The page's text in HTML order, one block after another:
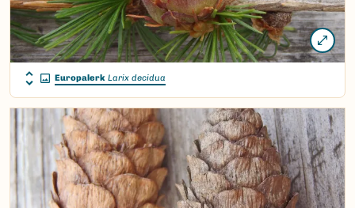
Europalerk Larix decidua